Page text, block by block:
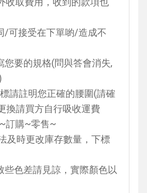
/可接受在下單喲/造成不
您要的規格(問與答會消失,
請註明您正確的腰圍(請確
換請買方自行吸收運費
~訂購~零售~
及時更改庫存數量，下標
些色差請見諒，實際顏色以